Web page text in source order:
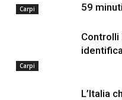
Carpi
59 minuti
Carpi
Controlli
L’Italia